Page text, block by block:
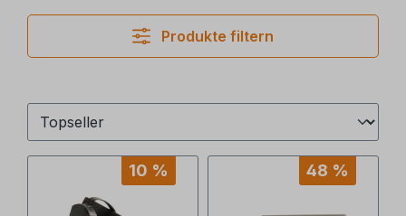
Produkte filtern
10 % 48 %